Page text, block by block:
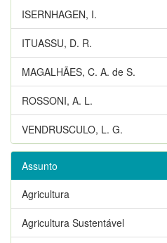
ISERNHAGEN, I.
ITUASSU, D. R.
MAGALHÃES, C. A. de S.
ROSSONI, A. L.
VENDRUSCULO, L. G.
Assunto
Agricultura
Agricultura Sustentável